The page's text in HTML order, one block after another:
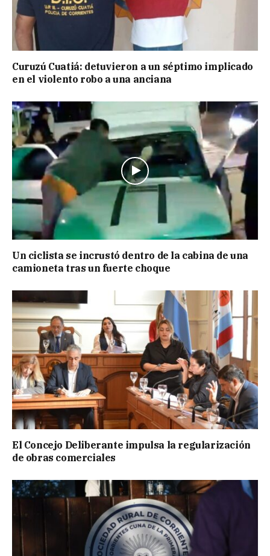
Curuzú Cuatiá: detuvieron a un séptimo implicado
en el violento robo a una anciana
Un ciclista se incrustó dentro de la cabina de una
camioneta tras un fuerte choque
El Concejo Deliberante impulsa la regularización
de obras comerciales